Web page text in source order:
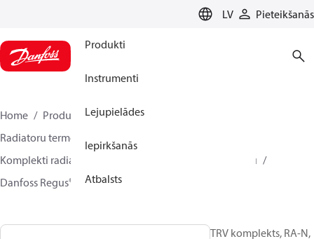
LV Pieteikšanās
Produkti
Instrumenti
Lejupielādes
Iepirkšanās
Atbalsts
Home Produkti
Climate Solutions apkurei
Radiatoru termostati
Komplekti radiatora sānu pieslēgumam ar noslēgvārstu
Danfoss Regus® + RA-N + RLV-S
TRV komplekts, RA-N,